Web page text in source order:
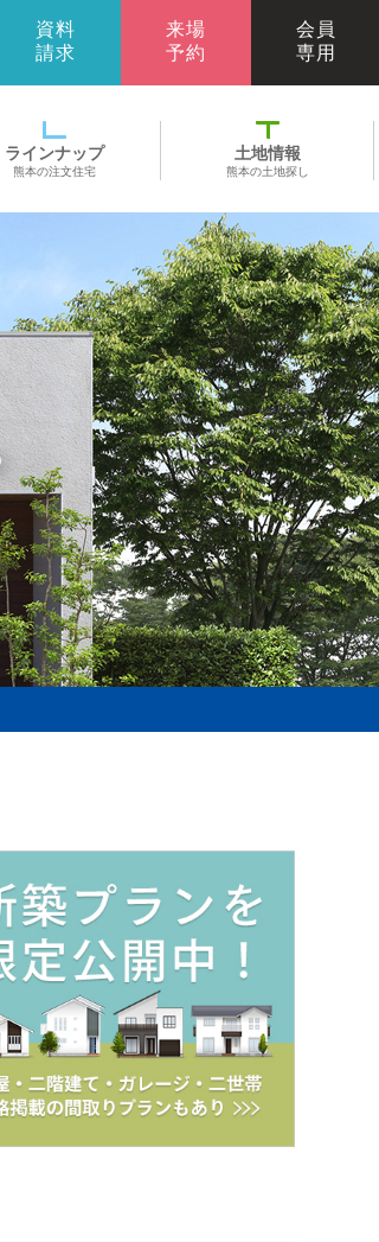
資料
請求
来場
予約
会員
専用
ラインナップ
熊本の注文住宅
土地情報
熊本の土地探し